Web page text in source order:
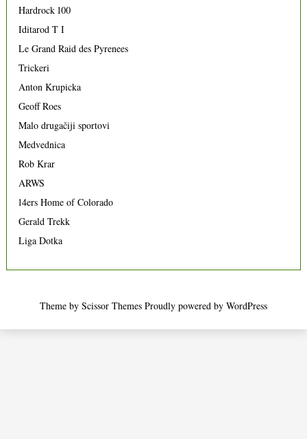
Hardrock 100
Iditarod T I
Le Grand Raid des Pyrenees
Trickeri
Anton Krupicka
Geoff Roes
Malo drugačiji sportovi
Medvednica
Rob Krar
ARWS
14ers Home of Colorado
Gerald Trekk
Liga Dotka
Theme by Scissor Themes Proudly powered by WordPress